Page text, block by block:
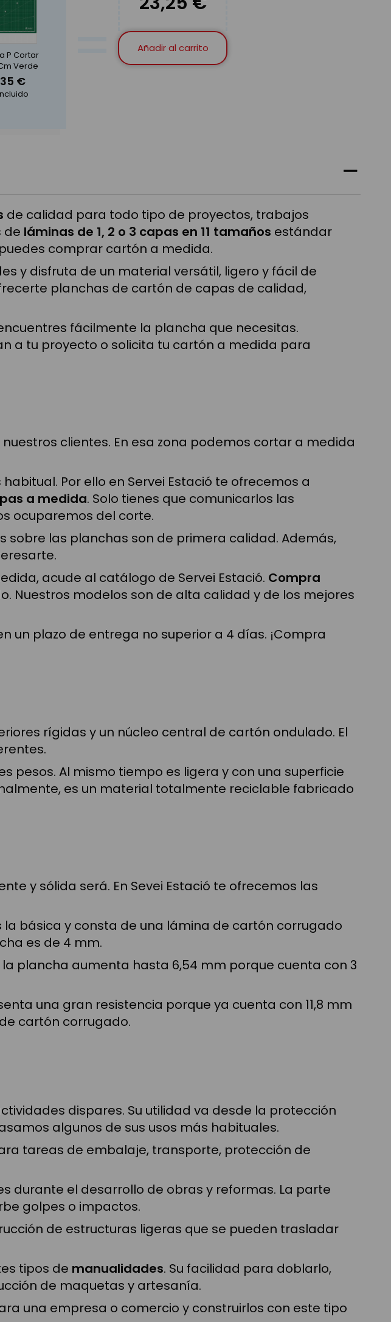
P Cortar
Verde
€
Añadir al carrito
de calidad para todo tipo de proyectos, trabajos
de láminas de 1, 2 o 3 capas en 11 tamaños estándar
comprar cartón a medida.
y disfruta de un material versátil, ligero y fácil de
planchas de cartón de capas de calidad,
fácilmente la plancha que necesitas.
a tu proyecto o solicita tu cartón a medida para
clientes. En esa zona podemos cortar a medida
Por ello en Servei Estació te ofrecemos a
a medida. Solo tienes que comunicarlos las
ocuparemos del corte.
las planchas son de primera calidad. Además,
acude al catálogo de Servei Estació. Compra
Nuestros modelos son de alta calidad y de los mejores
un plazo de entrega no superior a 4 días. ¡Compra
rígidas y un núcleo central de cartón ondulado. El
pesos. Al mismo tiempo es ligera y con una superficie
es un material totalmente reciclable fabricado
y sólida será. En Sevei Estació te ofrecemos las
la básica y consta de una lámina de cartón corrugado
es de 4 mm.
la plancha aumenta hasta 6,54 mm porque cuenta con 3
una gran resistencia porque ya cuenta con 11,8 mm
cartón corrugado.
dispares. Su utilidad va desde la protección
algunos de sus usos más habituales.
tareas de embalaje, transporte, protección de
durante el desarrollo de obras y reformas. La parte
golpes o impactos.
de estructuras ligeras que se pueden trasladar
tipos de manualidades. Su facilidad para doblarlo,
de maquetas y artesanía.
una empresa o comercio y construirlos con este tipo